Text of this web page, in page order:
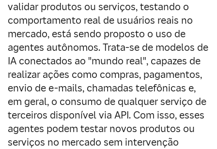
validar produtos ou serviços, testando o
comportamento real de usuários reais no
mercado, está sendo proposto o uso de
agentes autônomos. Trata-se de modelos de
IA conectados ao "mundo real", capazes de
realizar ações como compras, pagamentos,
envio de e-mails, chamadas telefônicas e,
em geral, o consumo de qualquer serviço de
terceiros disponível via API. Com isso, esses
agentes podem testar novos produtos ou
serviços no mercado sem intervenção